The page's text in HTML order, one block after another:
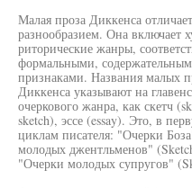
Малая проза Диккенса
разнообразием. Она включает
риторические жанры,
формальными,
признаками. Названия малых
Диккенса указывают на
очеркового жанра, как скетч
sketch), эссе (essay). Это, в
циклам писателя: "Очерки
молодых джентльменов"
"Очерки молодых супругов"